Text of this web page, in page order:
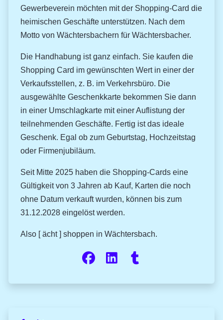
Gewerbeverein möchten mit der Shopping-Card die
heimischen Geschäfte unterstützen. Nach dem
Motto von Wächtersbachern für Wächtersbacher.
Die Handhabung ist ganz einfach. Sie kaufen die
Shopping Card im gewünschten Wert in einer der
Verkaufsstellen, z. B. im Verkehrsbüro. Die
ausgewählte Geschenkkarte bekommen Sie dann
in einer Umschlagkarte mit einer Auflistung der
teilnehmenden Geschäfte. Fertig ist das ideale
Geschenk. Egal ob zum Geburtstag, Hochzeitstag
oder Firmenjubiläum.
Seit Mitte 2025 haben die Shopping-Cards eine
Gültigkeit von 3 Jahren ab Kauf, Karten die noch
ohne Datum verkauft wurden, können bis zum
31.12.2028 eingelöst werden.
Also [ ächt ] shoppen in Wächtersbach.